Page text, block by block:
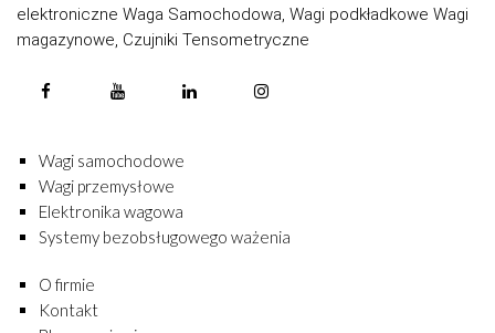
elektroniczne Waga Samochodowa, Wagi podkładkowe Wagi
magazynowe, Czujniki Tensometryczne
Wagi samochodowe
Wagi przemysłowe
Elektronika wagowa
Systemy bezobsługowego ważenia
O firmie
Kontakt